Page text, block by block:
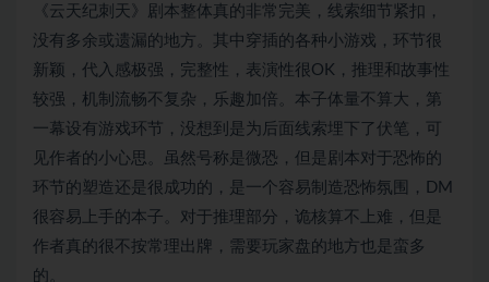
《云天纪刺天》剧本整体真的非常完美，线索细节紧扣，
没有多余或遗漏的地方。其中穿插的各种小游戏，环节很
新颖，代入感极强，完整性，表演性很OK，推理和故事性
较强，机制流畅不复杂，乐趣加倍。本子体量不算大，第
一幕设有游戏环节，没想到是为后面线索埋下了伏笔，可
见作者的小心思。虽然号称是微恐，但是剧本对于恐怖的
环节的塑造还是很成功的，是一个容易制造恐怖氛围，DM
很容易上手的本子。对于推理部分，诡核算不上难，但是
作者真的很不按常理出牌，需要玩家盘的地方也是蛮多
的。